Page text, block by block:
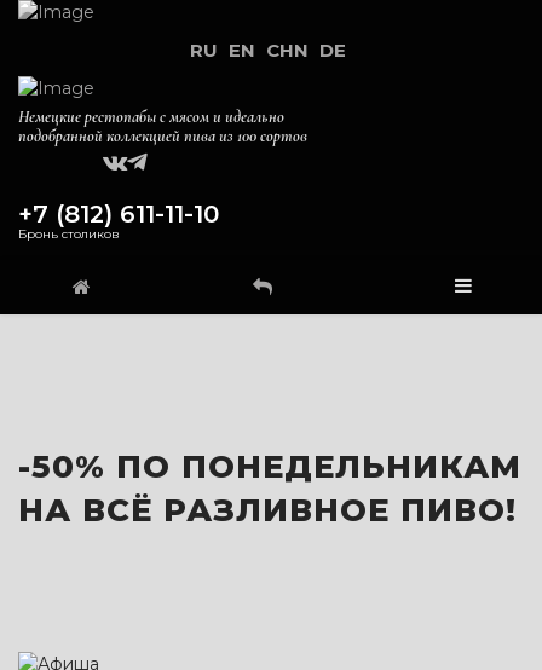
RU EN CHN DE
Немецкие рестопабы с мясом и идеально
подобранной коллекцией пива из 100 сортов
+7 (812) 611-11-10
Бронь столиков
-50% ПО ПОНЕДЕЛЬНИКАМ
НА ВСЁ РАЗЛИВНОЕ ПИВО!